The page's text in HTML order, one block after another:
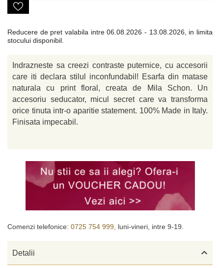
Reducere de pret valabila intre06.08.2026 - 13.08.2026, in limita
stocului disponibil.
Indrazneste sa creezi contraste puternice, cu accesorii
care iti declara stilul inconfundabil! Esarfa din matase
naturala cu print floral, creata de Mila Schon. Un
accesoriu seducator, micul secret care va transforma
orice tinuta intr-o aparitie statement. 100% Made in Italy.
Finisata impecabil.
Comenzi telefonice: 0725 754 999, luni-vineri, intre 9-19.
Detalii 